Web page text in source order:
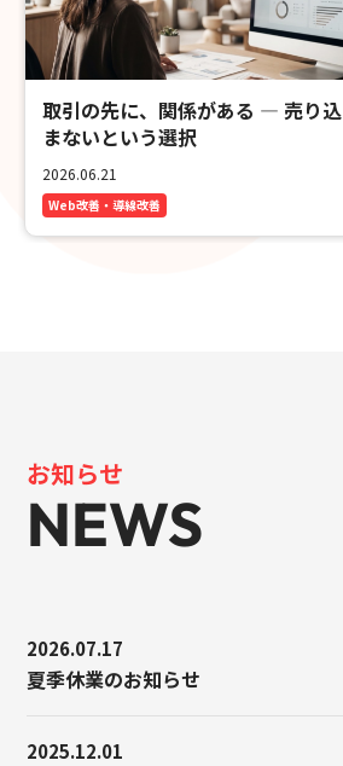
取引の先に、関係がある ― 売り込
まないという選択
2026.06.21
Web改善・導線改善
お知らせ
NEWS
2026.07.17
夏季休業のお知らせ
2025.12.01